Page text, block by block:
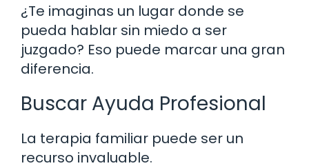
¿Te imaginas un lugar donde se
pueda hablar sin miedo a ser
juzgado? Eso puede marcar una gran
diferencia.
Buscar Ayuda Profesional
La terapia familiar puede ser un
recurso invaluable.